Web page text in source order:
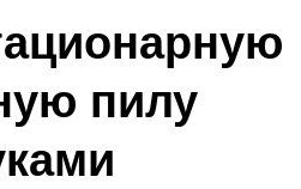
пилу